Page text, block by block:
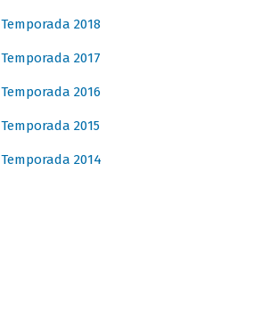
Temporada 2018
Temporada 2017
Temporada 2016
Temporada 2015
Temporada 2014